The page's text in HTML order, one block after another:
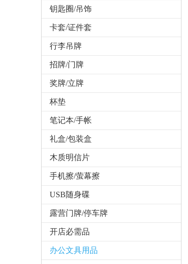
钥匙圈/吊饰
卡套/证件套
行李吊牌
招牌/门牌
奖牌/立牌
杯垫
笔记本/手帐
礼盒/包装盒
木质明信片
手机擦/萤幕擦
USB随身碟
露营门牌/停车牌
开店必需品
办公文具用品